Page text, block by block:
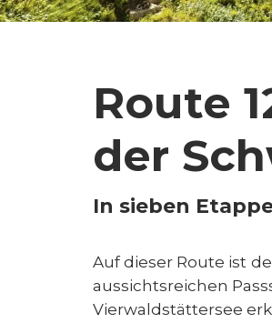
Route
der
In sieben
Auf dieser Route ist
aussichtsreichen
Vierwaldstättersee